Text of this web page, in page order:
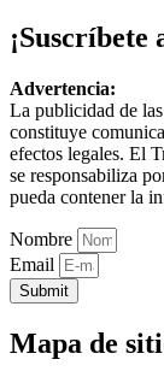
¡Suscríbete
Advertencia:
La publicidad de
constituye
efectos legales. El
se responsabiliza
pueda contener la
Nombre
Email
Submit
Mapa de